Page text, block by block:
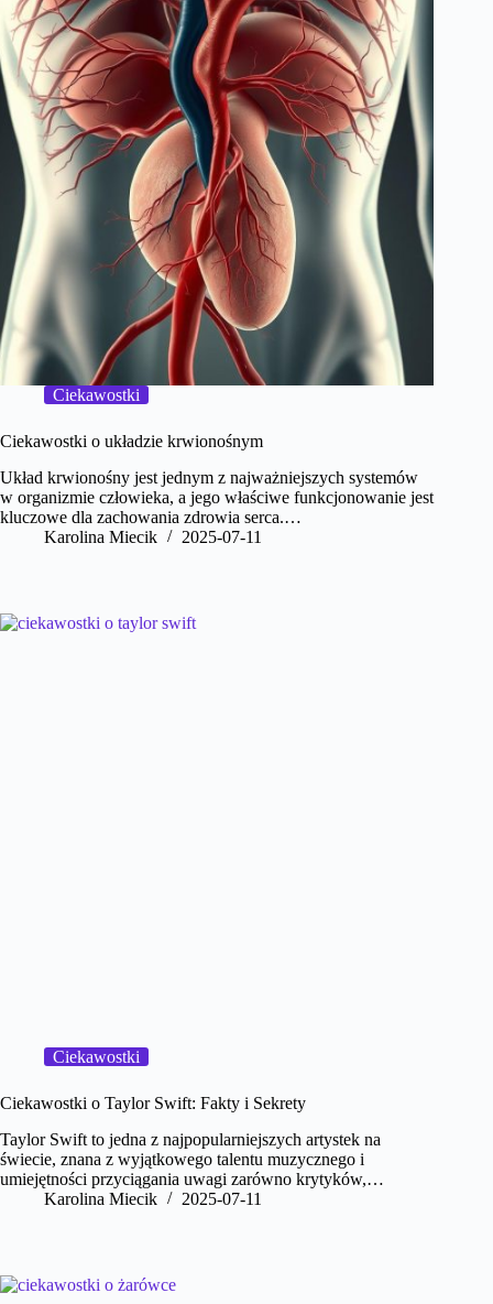
Ciekawostki
Ciekawostki o układzie krwionośnym
Układ krwionośny jest jednym z najważniejszych systemów
w organizmie człowieka, a jego właściwe funkcjonowanie jest
kluczowe dla zachowania zdrowia serca.…
Karolina Miecik
2025-07-11
Ciekawostki
Ciekawostki o Taylor Swift: Fakty i Sekrety
Taylor Swift to jedna z najpopularniejszych artystek na
świecie, znana z wyjątkowego talentu muzycznego i
umiejętności przyciągania uwagi zarówno krytyków,…
Karolina Miecik
2025-07-11